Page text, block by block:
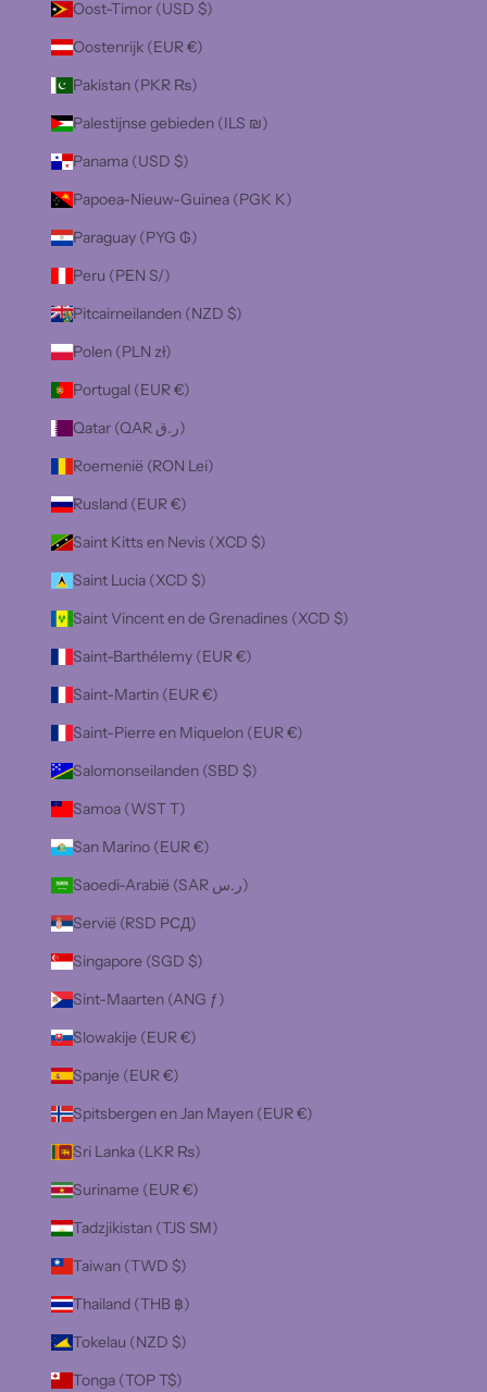
Oost-Timor (USD $)
Oostenrijk (EUR €)
Pakistan (PKR ₨)
Palestijnse gebieden (ILS ₪)
Panama (USD $)
Papoea-Nieuw-Guinea (PGK K)
Paraguay (PYG ₲)
Peru (PEN S/)
Pitcairneilanden (NZD $)
Polen (PLN zł)
Portugal (EUR €)
Qatar (QAR ر.ق)
Roemenië (RON Lei)
Rusland (EUR €)
Saint Kitts en Nevis (XCD $)
Saint Lucia (XCD $)
Saint Vincent en de Grenadines (XCD $)
Saint-Barthélemy (EUR €)
Saint-Martin (EUR €)
Saint-Pierre en Miquelon (EUR €)
Salomonseilanden (SBD $)
Samoa (WST T)
San Marino (EUR €)
Saoedi-Arabië (SAR ر.س)
Servië (RSD РСД)
Singapore (SGD $)
Sint-Maarten (ANG ƒ)
Slowakije (EUR €)
Spanje (EUR €)
Spitsbergen en Jan Mayen (EUR €)
Sri Lanka (LKR ₨)
Suriname (EUR €)
Tadzjikistan (TJS ЅМ)
Taiwan (TWD $)
Thailand (THB ฿)
Tokelau (NZD $)
Tonga (TOP T$)